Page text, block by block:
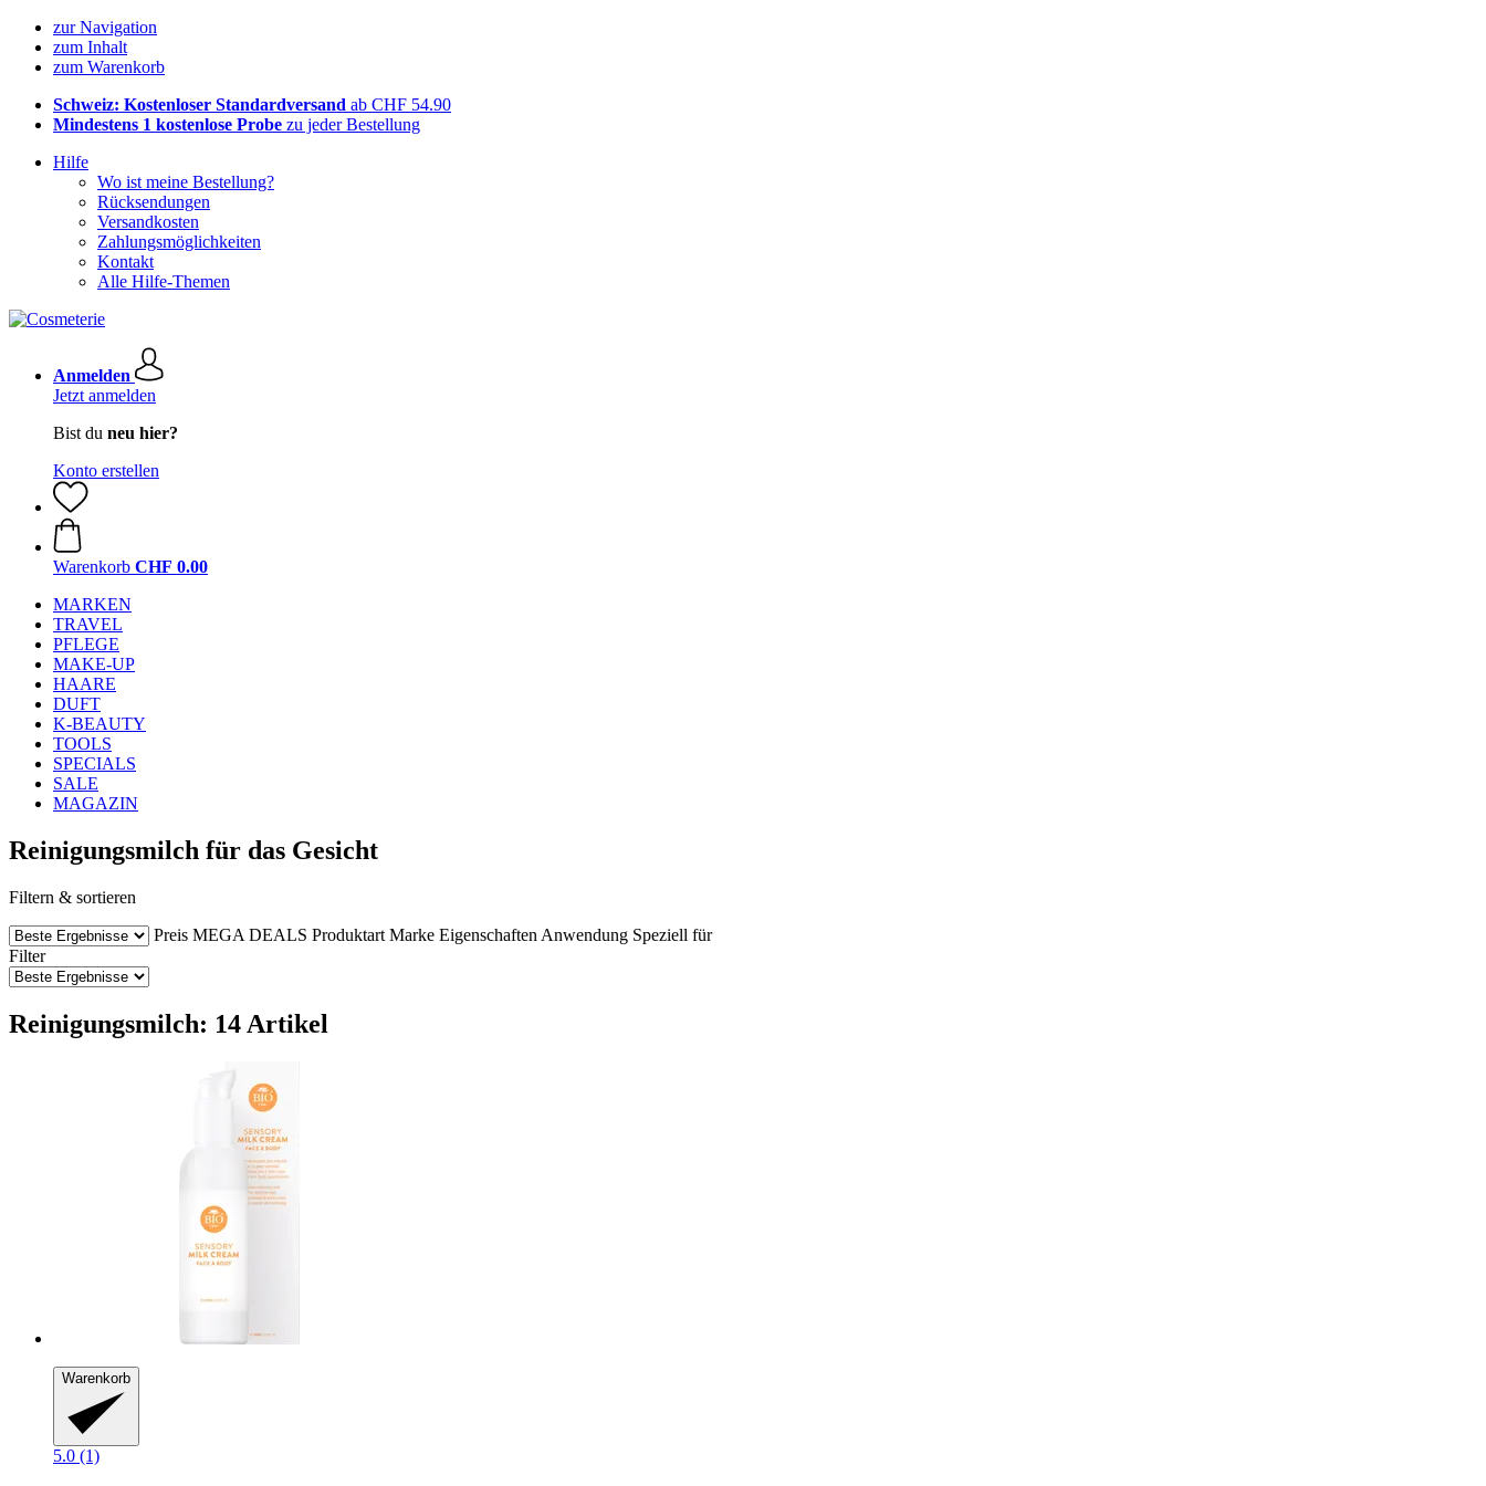
zur Navigation
zum Inhalt
zum Warenkorb
Schweiz: Kostenloser Standardversand ab CHF 54.90
Mindestens 1 kostenlose Probe zu jeder Bestellung
Hilfe
Wo ist meine Bestellung?
Rücksendungen
Versandkosten
Zahlungsmöglichkeiten
Kontakt
Alle Hilfe-Themen
Anmelden
Jetzt anmelden
Bist du neu hier?
Konto erstellen
Warenkorb CHF 0.00
MARKEN
TRAVEL
PFLEGE
MAKE-UP
HAARE
DUFT
K-BEAUTY
TOOLS
SPECIALS
SALE
MAGAZIN
Reinigungsmilch für das Gesicht
Filtern & sortieren
Preis MEGA DEALS Produktart Marke Eigenschaften Anwendung Speziell für
Filter
Reinigungsmilch: 14 Artikel
Warenkorb
5.0 (1)